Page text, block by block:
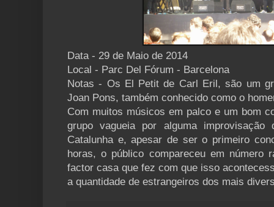
Data - 29 de Maio de 2014
Local - Parc Del Fórum - Barcelona
Notas - Os El Petit de Carl Eril, são um
Joan Pons, também conhecido como o
Com muitos músicos em palco e um bom
grupo vagueia por alguma
Catalunha e, apesar de ser o primeiro
horas, o público compareceu em número
factor casa que fez com que isso
a quantidade de estrangeiros dos mais